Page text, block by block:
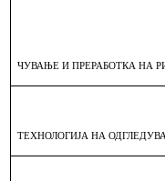
ЧУВАЊЕ И ПРЕРАБОТКА НА
ТЕХНОЛОГИЈА НА